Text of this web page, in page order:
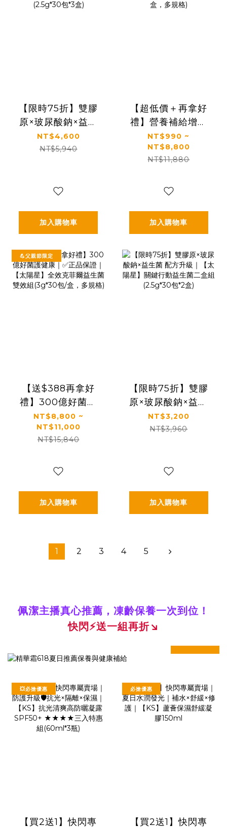
【限時75折】雙膠
原×玻尿酸鈉×益生
菌 配方升級｜【太
陽星】關鍵行動益
NT$4,600
NT$5,940
加入購物車
【超低價＋再拿好
禮】營養補給增強
體力推薦｜【太陽
星】全效乳鐵蛋白
(3g*30包/盒，多規
NT$990 ~
NT$8,800
NT$11,880
加入購物車
💪父親節限定
【送$388再拿好
禮】300億好菌護
健康｜✅正品保證｜
【太陽星】全效克
菲爾益生菌雙效組
格)
NT$8,800 ~
NT$11,000
NT$15,840
加入購物車
【限時75折】雙膠
原×玻尿酸鈉×益生
菌 配方升級｜【太
陽星】關鍵行動益
NT$3,200
NT$3,960
加入購物車
1 2 3 4 5
佩潔主播真心推薦，凍齡保養一次到位！
快閃 ⚡送一組再折↘
prev next
💥必搶優惠
【買2送1】快閃專
必搶優惠
【買2送1】快閃專